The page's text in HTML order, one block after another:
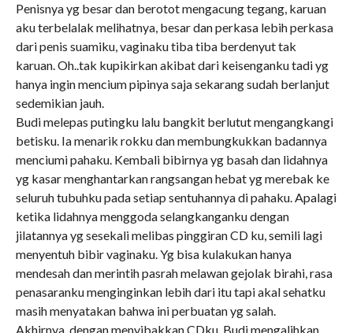
Penisnya yg besar dan berotot mengacung tegang, karuan
aku terbelalak melihatnya, besar dan perkasa lebih perkasa
dari penis suamiku, vaginaku tiba tiba berdenyut tak
karuan. Oh..tak kupikirkan akibat dari keisenganku tadi yg
hanya ingin mencium pipinya saja sekarang sudah berlanjut
sedemikian jauh.
Budi melepas putingku lalu bangkit berlutut mengangkangi
betisku. Ia menarik rokku dan membungkukkan badannya
menciumi pahaku. Kembali bibirnya yg basah dan lidahnya
yg kasar menghantarkan rangsangan hebat yg merebak ke
seluruh tubuhku pada setiap sentuhannya di pahaku. Apalagi
ketika lidahnya menggoda selangkanganku dengan
jilatannya yg sesekali melibas pinggiran CD ku, semili lagi
menyentuh bibir vaginaku. Yg bisa kulakukan hanya
mendesah dan merintih pasrah melawan gejolak birahi, rasa
penasaranku menginginkan lebih dari itu tapi akal sehatku
masih menyatakan bahwa ini perbuatan yg salah.
Akhirnya, dengan menyibakkan CDku, Budi mengalihkan